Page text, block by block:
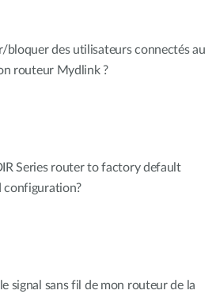
bloquer des utilisateurs connectés au
routeur Mydlink ?
Series router to factory default
configuration?
signal sans fil de mon routeur de la